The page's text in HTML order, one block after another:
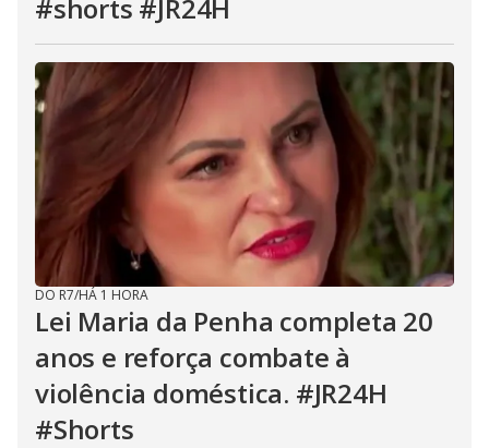
#shorts #JR24H
DO R7/HÁ 1 HORA
Lei Maria da Penha completa 20
anos e reforça combate à
violência doméstica. #JR24H
#Shorts